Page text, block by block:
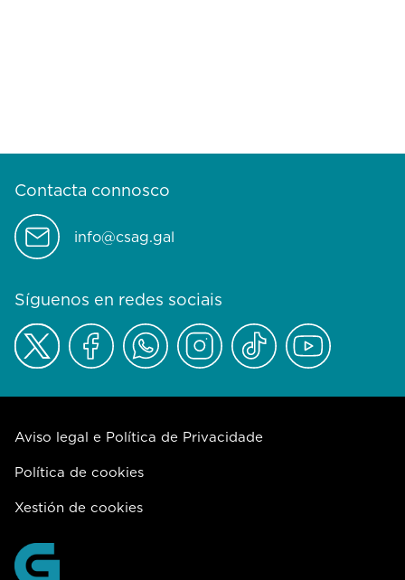
Contacta connosco
info@csag.gal
Síguenos en redes sociais
Aviso legal e Política de Privacidade
Política de cookies
Xestión de cookies